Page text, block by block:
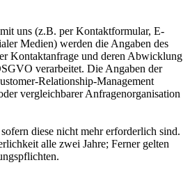
uns (z.B. per Kontaktformular, E-
Medien) werden die Angaben des
Kontaktanfrage und deren Abwicklung
verarbeitet. Die Angaben der
Relationship-Management
vergleichbarer Anfragenorganisation
diese nicht mehr erforderlich sind.
alle zwei Jahre; Ferner gelten